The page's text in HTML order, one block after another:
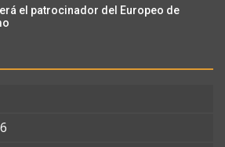
el patrocinador del Europeo de